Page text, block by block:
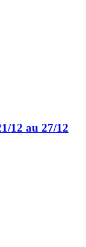
12 au 27/12